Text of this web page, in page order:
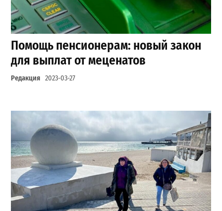
Помощь пенсионерам: новый закон
для выплат от меценатов
Редакция 2023-03-27